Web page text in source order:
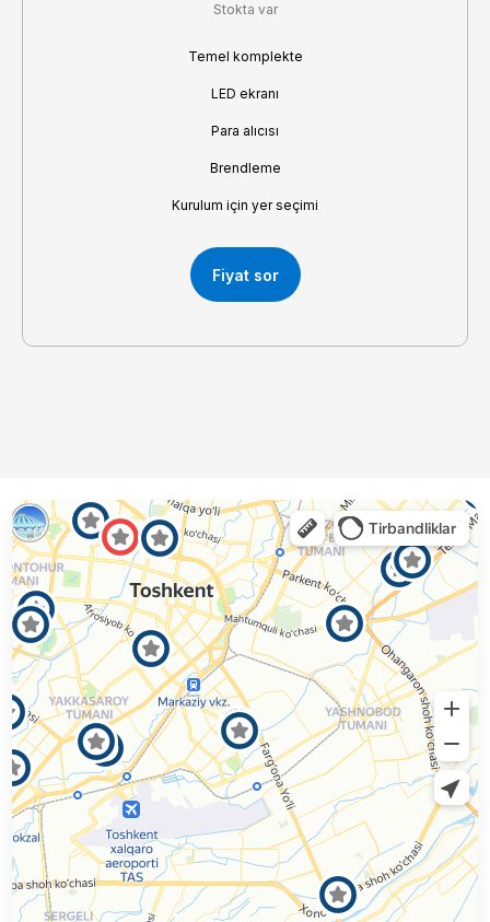
Stokta var
Temel komplekte
LED ekranı
Para alıcısı
Brendleme
Kurulum için yer seçimi
Fiyat sor